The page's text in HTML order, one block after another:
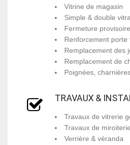
Vitrine de magasin
Simple & double
Fermeture provisoire
Renforcement porte
Remplacement des
Remplacement de
Poignées,
TRAVAUX &
Travaux de vitrerie
Travaux de miroiterie
Verrière & véranda